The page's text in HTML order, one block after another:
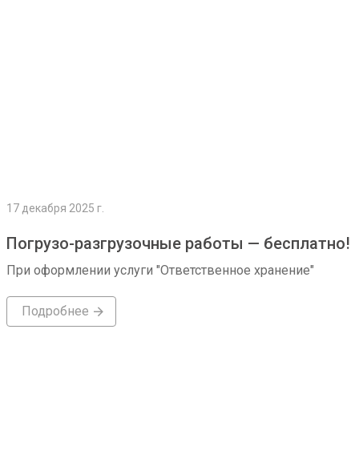
17 декабря 2025 г.
Погрузо-разгрузочные работы — бесплатно!
При оформлении услуги "Ответственное хранение"
Подробнее